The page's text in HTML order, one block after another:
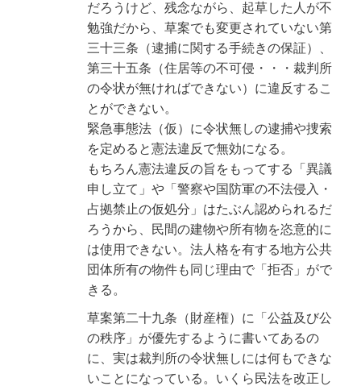
だろうけど、残念ながら、起草した人が不
勉強だから、草案でも変更されていない第
三十三条（逮捕に関する手続きの保証）、
第三十五条（住居等の不可侵・・・裁判所
の令状が無ければできない）に違反するこ
とができない。
緊急事態法（仮）に令状無しの逮捕や捜索
を定めると憲法違反で無効になる。
もちろん憲法違反の旨をもってする「異議
申し立て」や「警察や国防軍の不法侵入・
占拠禁止の仮処分」はたぶん認められるだ
ろうから、民間の建物や所有物を恣意的に
は使用できない。法人格を有する地方公共
団体所有の物件も同じ理由で「拒否」がで
きる。
草案第二十九条（財産権）に「公益及び公
の秩序」が優先するように書いてあるの
に、実は裁判所の令状無しには何もできな
いことになっている。いくら民法を改正し